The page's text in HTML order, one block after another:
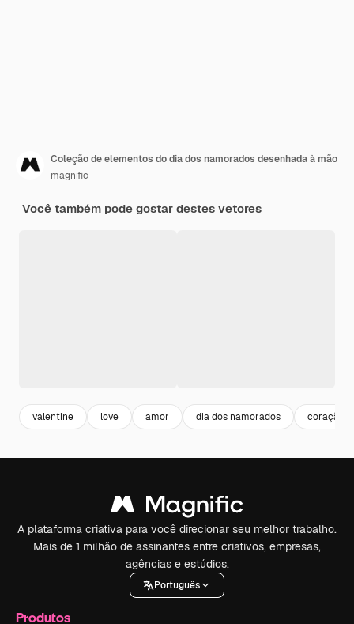
Coleção de elementos do dia dos namorados desenhada à mão
magnific
Você também pode gostar destes vetores
valentine love amor dia dos namorados coração
A plataforma criativa para você direcionar seu melhor trabalho.
Mais de 1 milhão de assinantes entre criativos, empresas,
agências e estúdios.
Português
Produtos